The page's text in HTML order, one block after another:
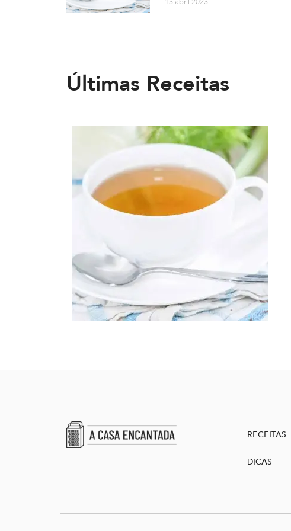
Últimas Receitas
RECEITAS
DICAS